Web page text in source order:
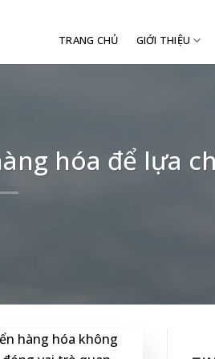
TRANG CHỦ GIỚI THIỆU
hóa để lựa
hàng hóa không